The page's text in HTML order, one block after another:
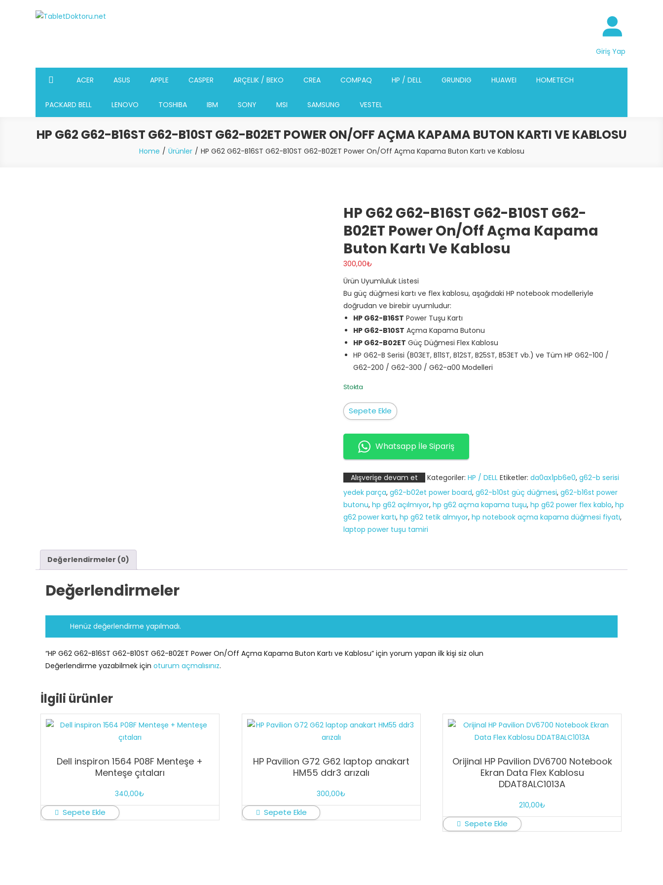
Giriş Yap
ACER ASUS APPLE CASPER ARÇELIK / BEKO CREA COMPAQ HP / DELL GRUNDIG HUAWEI HOMETECH
PACKARD BELL LENOVO TOSHIBA IBM SONY MSI SAMSUNG VESTEL
HP G62 G62-B16ST G62-B10ST G62-B02ET POWER ON/OFF AÇMA KAPAMA BUTON KARTI VE KABLOSU
Home Ürünler HP G62 G62-B16ST G62-B10ST G62-B02ET Power On/Off Açma Kapama Buton Kartı ve Kablosu
HP G62 G62-B16ST G62-B10ST G62-
B02ET Power On/Off Açma Kapama
Buton Kartı Ve Kablosu
300,00₺
Ürün Uyumluluk Listesi
Bu güç düğmesi kartı ve flex kablosu, aşağıdaki HP notebook modelleriyle
doğrudan ve birebir uyumludur:
HP G62-B16ST Power Tuşu Kartı
HP G62-B10ST Açma Kapama Butonu
HP G62-B02ET Güç Düğmesi Flex Kablosu
HP G62-B Serisi (B03ET, B11ST, B12ST, B25ST, B53ET vb.) ve Tüm HP G62-100 /
G62-200 / G62-300 / G62-a00 Modelleri
Stokta
HP
G62
G62-
B16ST
G62-
G62-
B02ET
Power
On/Off
Açma
Kartı
Sepete Ekle
Whatsapp İle Sipariş
Alışverişe devam et Kategoriler: HP / DELL Etiketler: da0ax1pb6e0, g62-b serisi
yedek parça, g62-b02et power board, g62-b10st güç düğmesi, g62-b16st power
butonu, hp g62 açılmıyor, hp g62 açma kapama tuşu, hp g62 power flex kablo, hp
g62 power kartı, hp g62 tetik almıyor, hp notebook açma kapama düğmesi fiyatı,
laptop power tuşu tamiri
Değerlendirmeler (0)
Değerlendirmeler
Henüz değerlendirme yapılmadı.
“HP G62 G62-B16ST G62-B10ST G62-B02ET Power On/Off Açma Kapama Buton Kartı ve Kablosu” için yorum yapan ilk kişi siz olun
Değerlendirme yazabilmek için oturum açmalısınız.
İlgili ürünler
Dell inspiron 1564 P08F Menteşe +
Menteşe çıtaları
340,00₺
Sepete Ekle
HP Pavilion G72 G62 laptop anakart
HM55 ddr3 arızalı
300,00₺
Sepete Ekle
Orijinal HP Pavilion DV6700 Notebook
Ekran Data Flex Kablosu
DDAT8ALC1013A
210,00₺
Sepete Ekle